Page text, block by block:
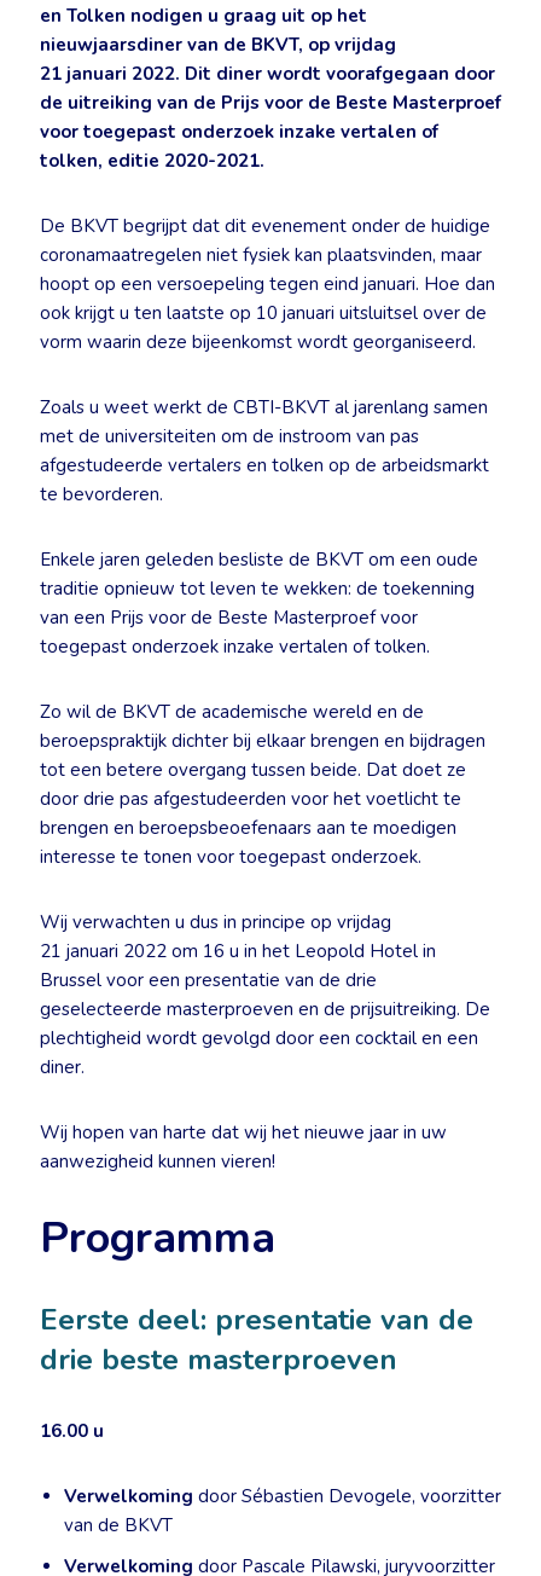
en Tolken nodigen u graag uit op het
nieuwjaarsdiner van de BKVT, op vrijdag
21 januari 2022. Dit diner wordt voorafgegaan door
de uitreiking van de Prijs voor de Beste Masterproef
voor toegepast onderzoek inzake vertalen of
tolken, editie 2020-2021.
De BKVT begrijpt dat dit evenement onder de huidige
coronamaatregelen niet fysiek kan plaatsvinden, maar
hoopt op een versoepeling tegen eind januari. Hoe dan
ook krijgt u ten laatste op 10 januari uitsluitsel over de
vorm waarin deze bijeenkomst wordt georganiseerd.
Zoals u weet werkt de CBTI-BKVT al jarenlang samen
met de universiteiten om de instroom van pas
afgestudeerde vertalers en tolken op de arbeidsmarkt
te bevorderen.
Enkele jaren geleden besliste de BKVT om een oude
traditie opnieuw tot leven te wekken: de toekenning
van een Prijs voor de Beste Masterproef voor
toegepast onderzoek inzake vertalen of tolken.
Zo wil de BKVT de academische wereld en de
beroepspraktijk dichter bij elkaar brengen en bijdragen
tot een betere overgang tussen beide. Dat doet ze
door drie pas afgestudeerden voor het voetlicht te
brengen en beroepsbeoefenaars aan te moedigen
interesse te tonen voor toegepast onderzoek.
Wij verwachten u dus in principe op vrijdag
21 januari 2022 om 16 u in het Leopold Hotel in
Brussel voor een presentatie van de drie
geselecteerde masterproeven en de prijsuitreiking. De
plechtigheid wordt gevolgd door een cocktail en een
diner.
Wij hopen van harte dat wij het nieuwe jaar in uw
aanwezigheid kunnen vieren!
Programma
Eerste deel: presentatie van de
drie beste masterproeven
16.00 u
Verwelkoming door Sébastien Devogele, voorzitter
van de BKVT
Verwelkoming door Pascale Pilawski, juryvoorzitter